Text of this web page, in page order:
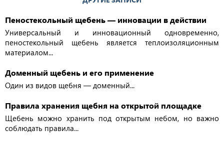
Пеностекольный щебень — инновации в действии
Универсальный и инновационный одновременно,
пеностекольный щебень является теплоизоляционным
материалом...
Доменный щебень и его применение
Один из видов щебня — доменный...
Правила хранения щебня на открытой площадке
Щебень можно хранить под открытым небом, но важно
соблюдать правила...